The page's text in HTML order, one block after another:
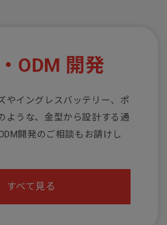
ODM 開発
やイングレスバッテリー、ポ
ような、金型から設計する通
開発のご相談もお請けし
すべて見る